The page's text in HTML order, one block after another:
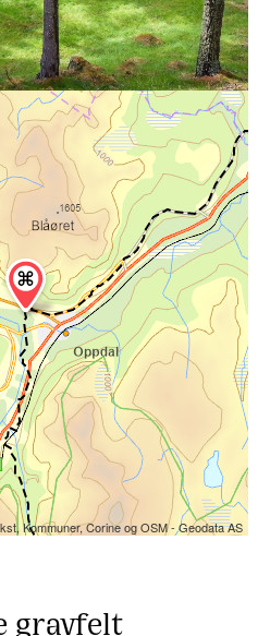
Kommuner, Corine og OSM - Geodata AS
gravfelt